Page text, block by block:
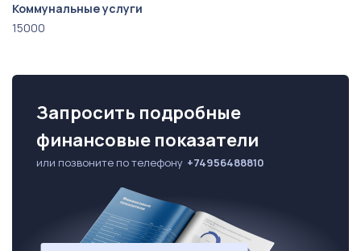
Коммунальные услуги
15000
Запросить подробные
финансовые показатели
или позвоните по телефону +74956488810